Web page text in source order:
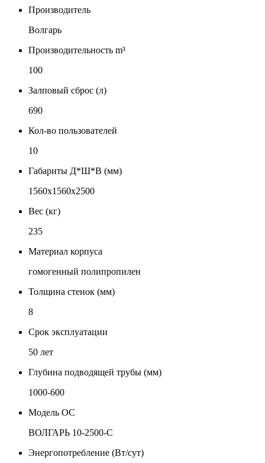
Производитель
Волгарь
Производительность m³
100
Залповый сброс (л)
690
Кол-во пользователей
10
Габариты Д*Ш*В (мм)
1560х1560х2500
Вес (кг)
235
Материал корпуса
гомогенный полипропилен
Толщина стенок (мм)
8
Срок эксплуатации
50 лет
Глубина подводящей трубы (мм)
1000-600
Модель ОС
ВОЛГАРЬ 10-2500-С
Энергопотребление (Вт/сут)